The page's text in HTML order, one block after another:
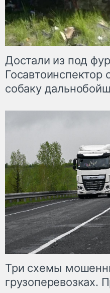
Достали из под
Госавтоинспектор
собаку
Три схемы
грузоперевозках.